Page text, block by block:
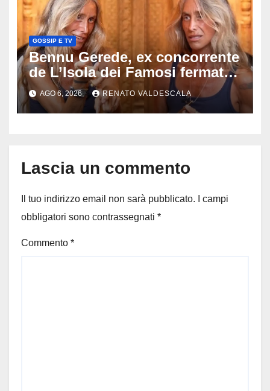
GOSSIP E TV
Bennu Gerede, ex concorrente
de L’Isola dei Famosi fermata
dopo una diretta: cosa ha
mostrato e perché ora rischia
un processo
AGO 6, 2026 RENATO VALDESCALA
Lascia un commento
Il tuo indirizzo email non sarà pubblicato.
I campi
obbligatori sono contrassegnati *
Commento *